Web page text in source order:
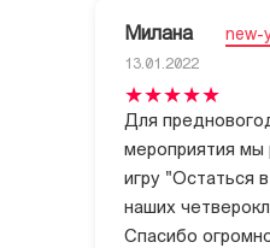
Милана new-
13.01.2022
Для
мероприятия мы
игру "Остаться
наших
Спасибо